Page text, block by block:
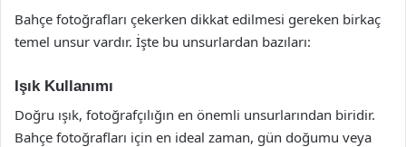
Bahçe fotoğrafları çekerken dikkat edilmesi gereken birkaç
temel unsur vardır. İşte bu unsurlardan bazıları:
Işık Kullanımı
Doğru ışık, fotoğrafçılığın en önemli unsurlarından biridir.
Bahçe fotoğrafları için en ideal zaman, gün doğumu veya